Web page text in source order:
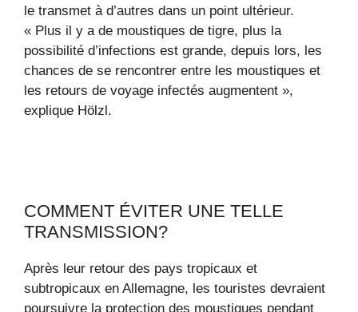
le transmet à d’autres dans un point ultérieur.
« Plus il y a de moustiques de tigre, plus la
possibilité d’infections est grande, depuis lors, les
chances de se rencontrer entre les moustiques et
les retours de voyage infectés augmentent »,
explique Hölzl.
COMMENT ÉVITER UNE TELLE
TRANSMISSION?
Après leur retour des pays tropicaux et
subtropicaux en Allemagne, les touristes devraient
poursuivre la protection des moustiques pendant